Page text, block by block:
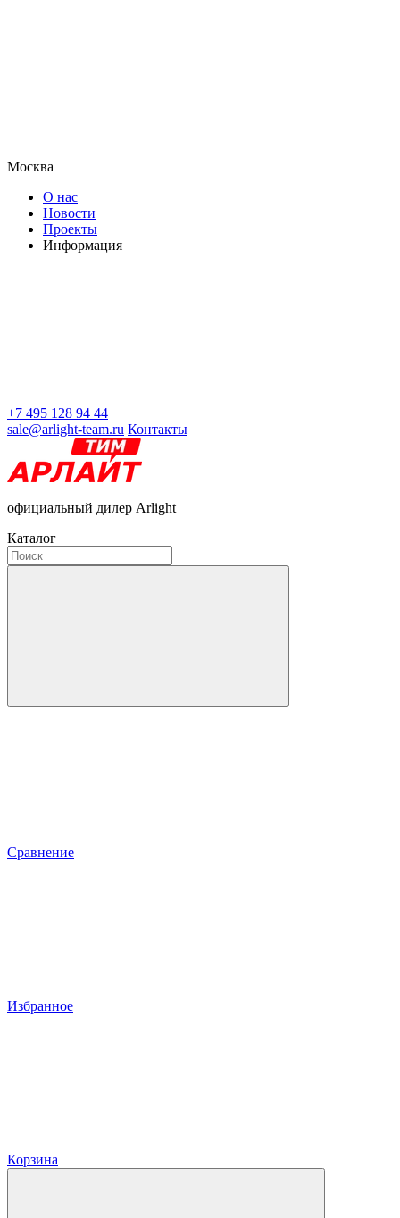
Москва
О нас
Новости
Проекты
Информация
+7 495 128 94 44
sale@arlight-team.ru Контакты
официальный дилер Arlight
Каталог
Сравнение
Избранное
Корзина